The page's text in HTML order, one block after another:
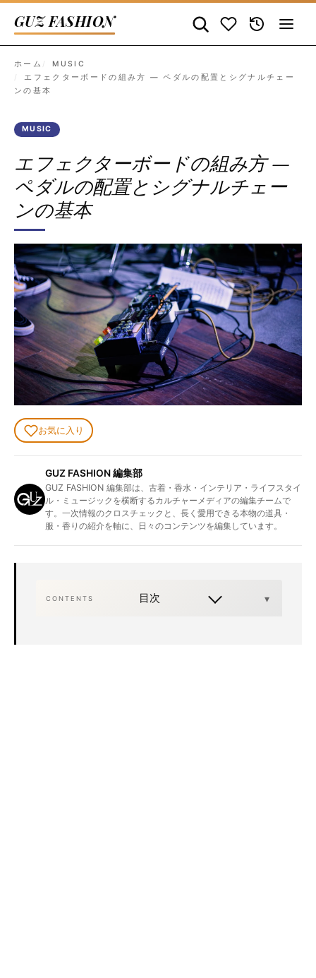
GUZ FASHION
ホーム
MUSIC
エフェクターボードの組み方 — ペダルの配置とシグナルチェー
ンの基本
MUSIC
エフェクターボードの組み方 —
ペダルの配置とシグナルチェー
ンの基本
お気に入り
GUZ FASHION 編集部
GUZ FASHION 編集部は、古着・香水・インテリア・ライフスタイ
ル・ミュージックを横断するカルチャーメディアの編集チームで
す。一次情報のクロスチェックと、長く愛用できる本物の道具・
服・香りの紹介を軸に、日々のコンテンツを編集しています。
CONTENTS 目次